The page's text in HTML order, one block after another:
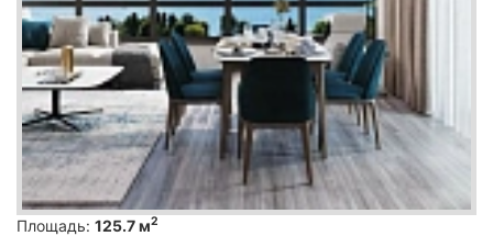
Площадь: 125.7 м2